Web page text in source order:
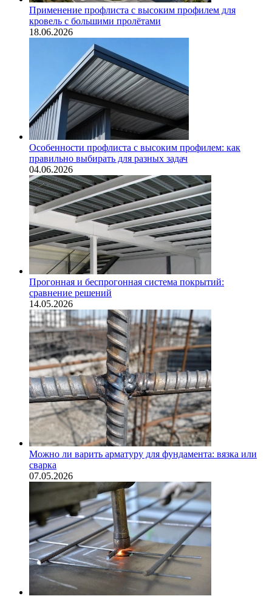
Применение профлиста с высоким профилем для
кровель с большими пролётами
18.06.2026
Особенности профлиста с высоким профилем: как
правильно выбирать для разных задач
04.06.2026
Прогонная и беспрогонная система покрытий:
сравнение решений
14.05.2026
Можно ли варить арматуру для фундамента: вязка или
сварка
07.05.2026